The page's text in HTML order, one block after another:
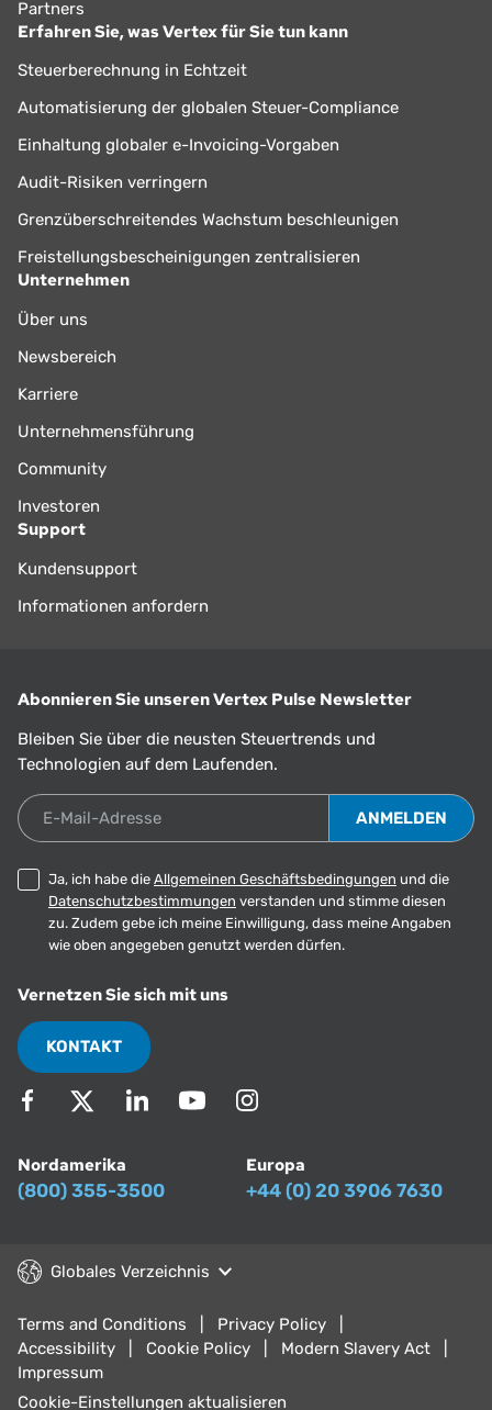
Partners
Erfahren Sie, was Vertex für Sie tun kann
Steuerberechnung in Echtzeit
Automatisierung der globalen Steuer-Compliance
Einhaltung globaler e-Invoicing-Vorgaben
Audit-Risiken verringern
Grenzüberschreitendes Wachstum beschleunigen
Freistellungsbescheinigungen zentralisieren
Unternehmen
Über uns
Newsbereich
Karriere
Unternehmensführung
Community
Investoren
Support
Kundensupport
Informationen anfordern
Abonnieren Sie unseren Vertex Pulse Newsletter
Bleiben Sie über die neusten Steuertrends und
Technologien auf dem Laufenden.
E-Mail-Adresse
Ja, ich habe die Allgemeinen Geschäftsbedingungen und die
Datenschutzbestimmungen verstanden und stimme diesen
zu. Zudem gebe ich meine Einwilligung, dass meine Angaben
wie oben angegeben genutzt werden dürfen.
Vernetzen Sie sich mit uns
KONTAKT
Nordamerika
(800) 355-3500
Europa
+44 (0) 20 3906 7630
Globales Verzeichnis
Terms and Conditions
Privacy Policy
Accessibility
Cookie Policy
Modern Slavery Act
Impressum
Cookie-Einstellungen aktualisieren